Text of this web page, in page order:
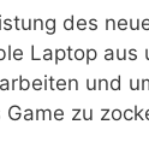
des
Laptop aus
und
zu